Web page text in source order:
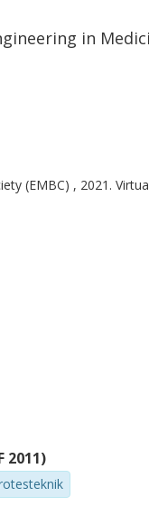
in
(EMBC) , 2021.
2011)